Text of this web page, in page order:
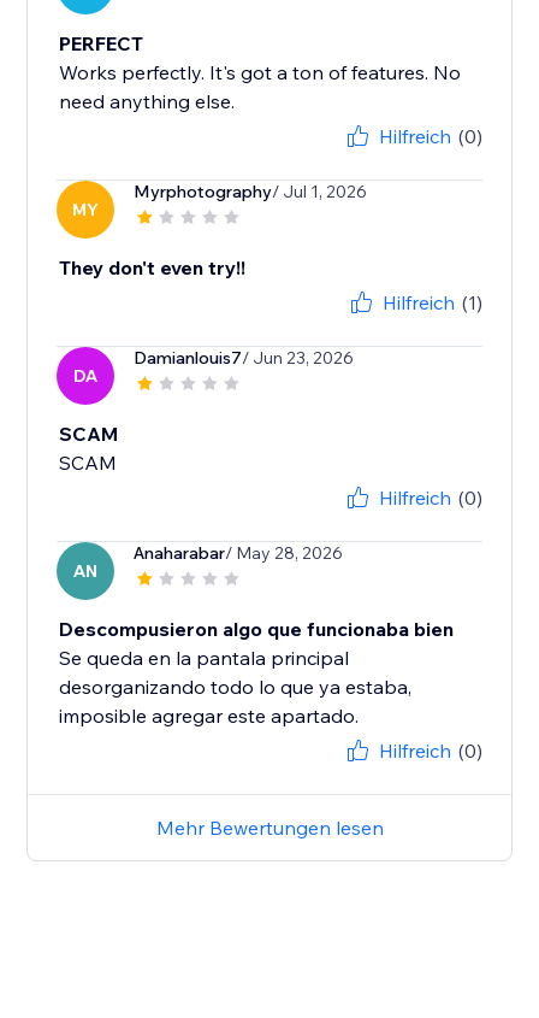
PERFECT
Works perfectly. It's got a ton of features. No
need anything else.
Hilfreich (0)
MY
Myrphotography/ Jul 1, 2026
They don't even try!!
Hilfreich (1)
DA
Damianlouis7/ Jun 23, 2026
SCAM
SCAM
Hilfreich (0)
AN
Anaharabar/ May 28, 2026
Descompusieron algo que funcionaba bien
Se queda en la pantala principal
desorganizando todo lo que ya estaba,
imposible agregar este apartado.
Hilfreich (0)
Mehr Bewertungen lesen